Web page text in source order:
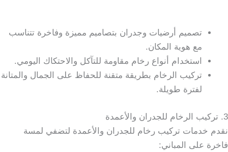
تصميم أرضيات وجدران بتصاميم مميزة وفاخرة تتناسب
مع هوية المكان.
استخدام أنواع رخام مقاومة للتآكل والاحتكاك اليومي.
تركيب الرخام بطريقة متقنة للحفاظ على الجمال والمتانة
لفترة طويلة.
3. تركيب الرخام للجدران والأعمدة
نقدم خدمات تركيب رخام للجدران والأعمدة لتضفي لمسة
فاخرة على المباني: